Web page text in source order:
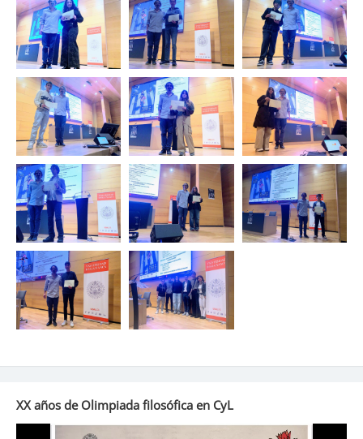
XX años de Olimpiada filosófica en CyL
Reproductor